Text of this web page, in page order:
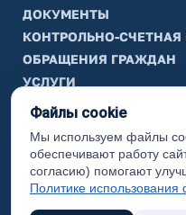
ДОКУМЕНТЫ
КОНТРОЛЬНО-СЧЕТНАЯ
ОБРАЩЕНИЯ ГРАЖДАН
УСЛУГИ
ТИК
ИНФОРМАЦИЯ
Законодательная карта
Карта сайта
Файлы cookie
Мы используем файлы
обеспечивают работу
согласию) помогают
Политике